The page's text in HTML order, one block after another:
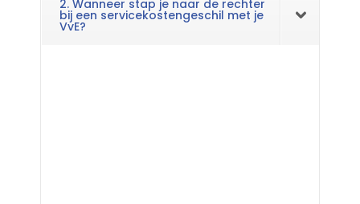
2. Wanneer stap je naar de rechter
bij een servicekostengeschil met je
VvE?